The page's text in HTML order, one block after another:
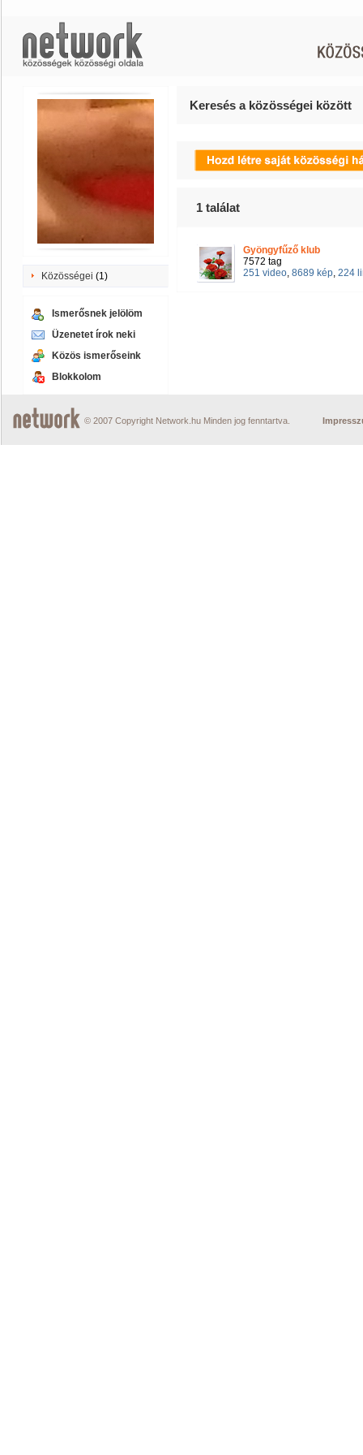
Közösségei (1)
Ismerősnek jelölöm
Üzenetet írok neki
Közös ismerőseink
Blokkolom
Keresés a közösségei között
1 találat
Gyöngyfűző klub
7572 tag
251 video, 8689 kép, 224
© 2007 Copyright Network.hu Minden jog fenntartva.